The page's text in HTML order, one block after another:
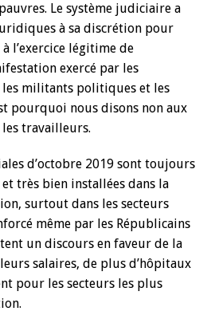
Le système judiciaire a
à sa discrétion pour
l’exercice légitime de
exercé par les
les militants politiques et les
pourquoi nous disons non aux
travailleurs.
d’octobre 2019 sont toujours
très bien installées dans la
surtout dans les secteurs
même par les Républicains
un discours en faveur de la
salaires, de plus d’hôpitaux
pour les secteurs les plus